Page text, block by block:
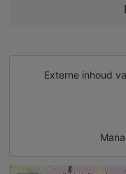
Externe inhoud